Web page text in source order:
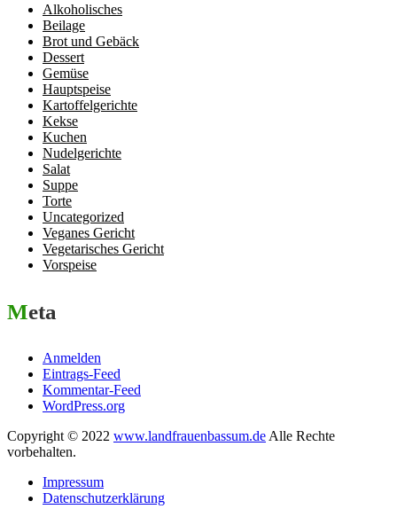
Alkoholisches
Beilage
Brot und Gebäck
Dessert
Gemüse
Hauptspeise
Kartoffelgerichte
Kekse
Kuchen
Nudelgerichte
Salat
Suppe
Torte
Uncategorized
Veganes Gericht
Vegetarisches Gericht
Vorspeise
Meta
Anmelden
Eintrags-Feed
Kommentar-Feed
WordPress.org
Copyright © 2022 www.landfrauenbassum.de Alle Rechte
vorbehalten.
Impressum
Datenschutzerklärung